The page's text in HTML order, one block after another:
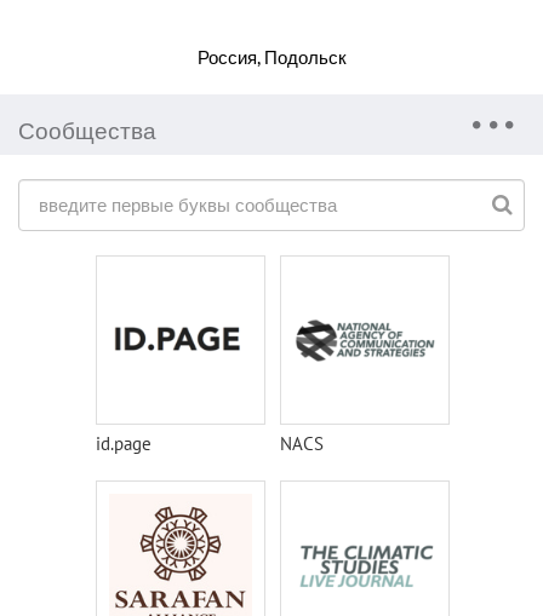
Россия, Подольск
Сообщества
id.page NACS